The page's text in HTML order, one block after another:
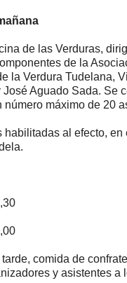
de las Verduras,
de la
la Verdura Tudelana,
José Aguado Sada. Se
número máximo de 20
habilitadas al efecto,
comida de
y asistentes a